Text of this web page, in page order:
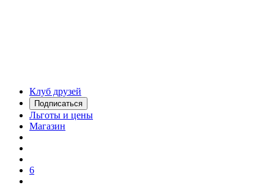
Клуб друзей
Подписаться
Льготы и цены
Магазин
6